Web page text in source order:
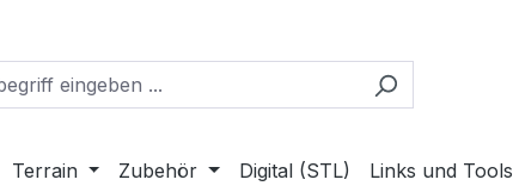
Terrain Zubehör Digital (STL) Links und Tools